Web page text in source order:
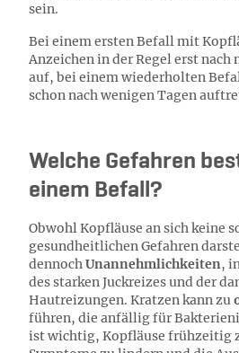
sein.
Bei einem ersten Befall mit
Anzeichen in der Regel erst nach
auf, bei einem wiederholten
schon nach wenigen Tagen
Welche Gefahren
einem Befall?
Obwohl Kopfläuse an sich keine
gesundheitlichen Gefahren
dennochUnannehmlichkeiten,
des starken Juckreizes und der
Hautreizungen. Kratzen kann zu
führen, die anfällig für
ist wichtig, Kopfläuse frühzeitig